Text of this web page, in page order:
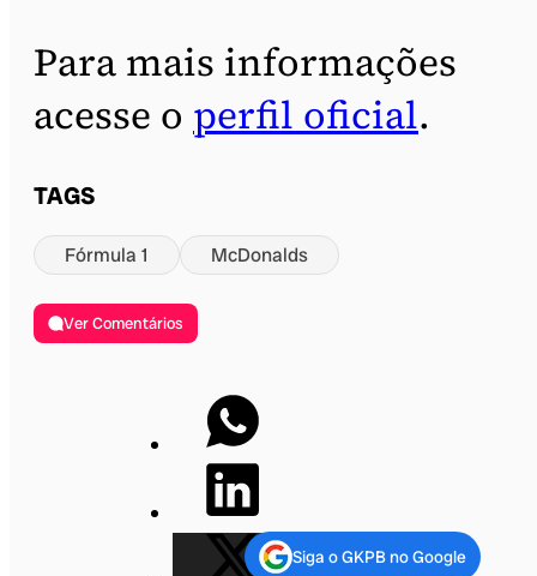
Para mais informações
acesse o perfil oficial.
TAGS
Fórmula 1 McDonalds
Ver Comentários
Siga o GKPB no Google